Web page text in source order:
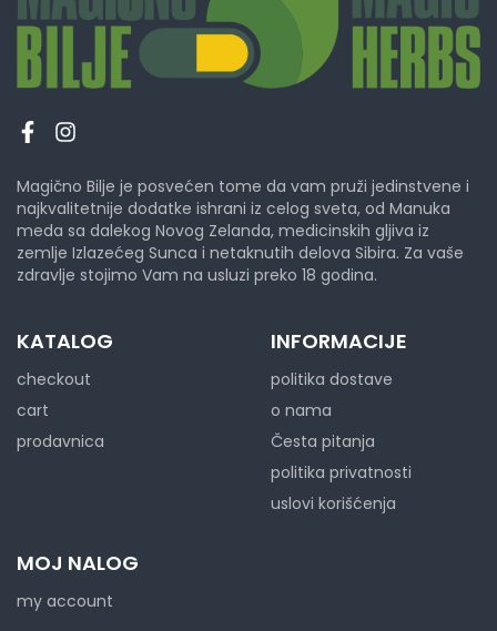
Magično Bilje je posvećen tome da vam pruži jedinstvene i
najkvalitetnije dodatke ishrani iz celog sveta, od Manuka
meda sa dalekog Novog Zelanda, medicinskih gljiva iz
zemlje Izlazećeg Sunca i netaknutih delova Sibira. Za vaše
zdravlje stojimo Vam na usluzi preko 18 godina.
KATALOG
checkout
cart
prodavnica
INFORMACIJE
politika dostave
o nama
Česta pitanja
politika privatnosti
uslovi korišćenja
MOJ NALOG
my account